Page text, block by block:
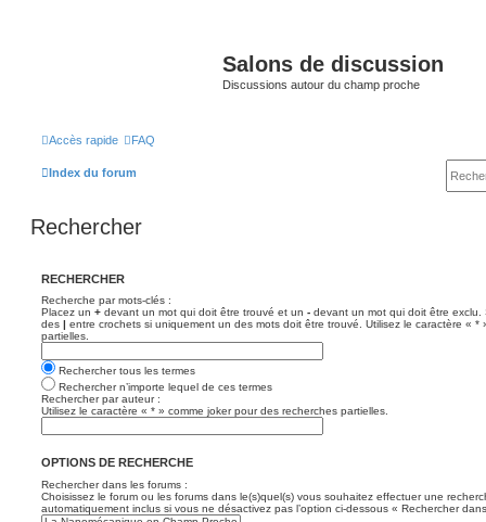
Salons de discussion
Discussions autour du champ proche
Accès rapide FAQ
Index du forum
Rechercher
RECHERCHER
Recherche par mots-clés :
Placez un + devant un mot qui doit être trouvé et un - devant un mot qui doit être
des | entre crochets si uniquement un des mots doit être trouvé. Utilisez le caractère « *
partielles.
Rechercher tous les termes
Rechercher n’importe lequel de ces termes
Rechercher par auteur :
Utilisez le caractère « * » comme joker pour des recherches partielles.
OPTIONS DE RECHERCHE
Rechercher dans les forums :
Choisissez le forum ou les forums dans le(s)quel(s) vous souhaitez effectuer une
automatiquement inclus si vous ne désactivez pas l’option ci-dessous « Rechercher